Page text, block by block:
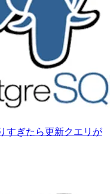
すぎたら更新クエリが